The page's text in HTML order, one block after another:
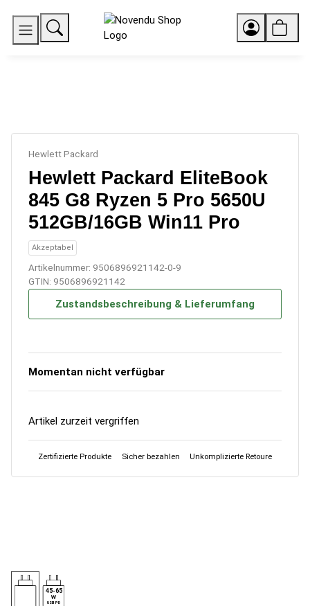
Hewlett Packard
Hewlett Packard EliteBook
845 G8 Ryzen 5 Pro 5650U
512GB/16GB Win11 Pro
Akzeptabel
Artikelnummer: 9506896921142-0-9
GTIN: 9506896921142
Zustandsbeschreibung & Lieferumfang
Momentan nicht verfügbar
Artikel zurzeit vergriffen
Zertifizierte Produkte Sicher bezahlen Unkomplizierte Retoure
45-65
USB PD